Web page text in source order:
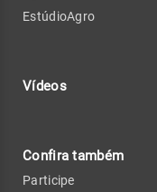
EstúdioAgro
Vídeos
Confira também
Participe